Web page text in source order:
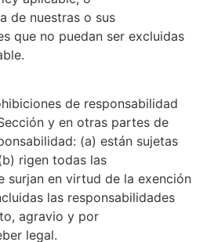
de nuestras o sus
que no puedan ser excluidas
de responsabilidad
y en otras partes de
(a) están sujetas
rigen todas las
surjan en virtud de la exención
las responsabilidades
agravio y por
legal.